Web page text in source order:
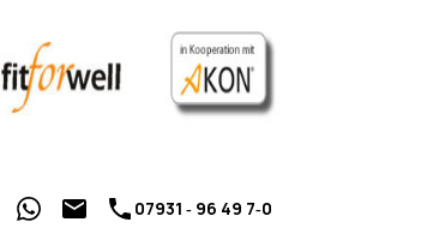
07931 ‑ 96 49 7‑0